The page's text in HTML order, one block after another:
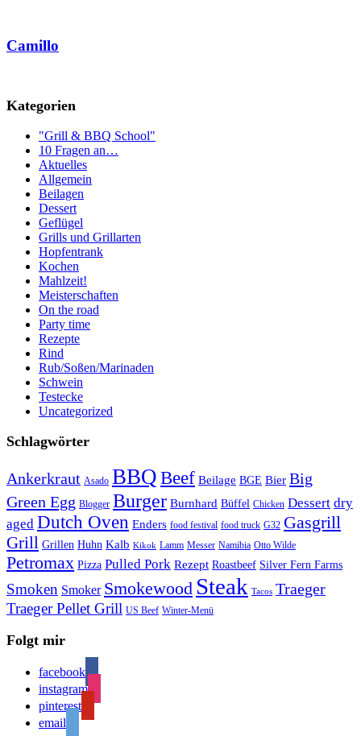
Camillo
Kategorien
"Grill & BBQ School"
10 Fragen an…
Aktuelles
Allgemein
Beilagen
Dessert
Geflügel
Grills und Grillarten
Hopfentrank
Kochen
Mahlzeit!
Meisterschaften
On the road
Party time
Rezepte
Rind
Rub/Soßen/Marinaden
Schwein
Testecke
Uncategorized
Schlagwörter
Ankerkraut Asado BBQBeef Beilage BGE Bier Big
Green Egg Blogger Burger Burnhard Büffel Chicken Dessert dry
aged Dutch Oven Enders food festival food truck G32 Gasgrill
Grill Grillen Huhn Kalb Kikok Lamm Messer Namibia Otto Wilde
Petromax Pizza Pulled Pork Rezept Roastbeef Silver Fern Farms
Smoken Smoker Smokewood Steak Tacos Traeger
Traeger Pellet Grill US Beef Winter-Menü
Folgt mir
facebook
instagram
pinterest
email